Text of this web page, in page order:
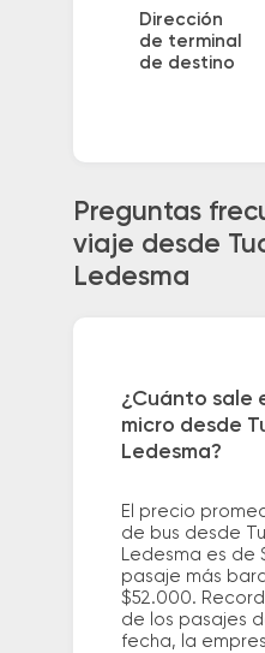
Dirección
de terminal
de destino
Preguntas
viaje desde
Ledesma
¿Cuánto sale
micro desde
Ledesma?
El precio
de bus desde
Ledesma es de
pasaje más
$52.000.
de los pasajes
fecha, la